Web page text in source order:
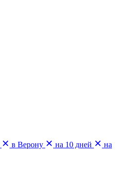
в Верону на 10 дней
на